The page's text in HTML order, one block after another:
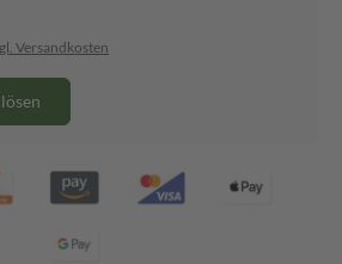
Versandkosten